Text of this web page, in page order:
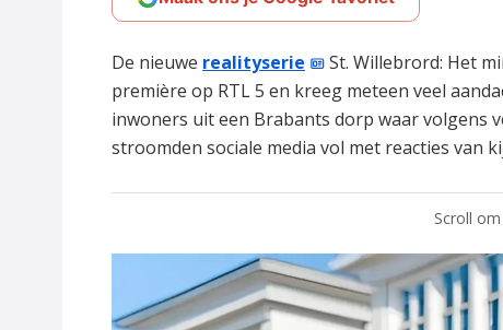
De nieuwe realityserie
St. Willebrord: Het
première op RTL 5 en kreeg meteen veel
inwoners uit een Brabants dorp waar volgens
stroomden sociale media vol met reacties van
Scroll